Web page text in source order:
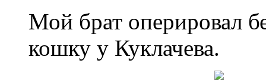
Мой брат оперировал
кошку у Куклачева.